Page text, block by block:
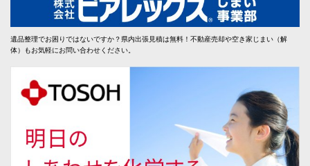
遺品整理でお困りではないですか？県内出張見積は無料！不動産売却や空き家じまい（解
体）もお気軽にお問い合わせください。